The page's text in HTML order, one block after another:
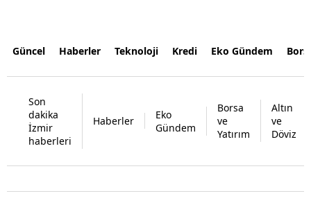
Güncel Haberler Teknoloji Kredi Eko Gündem
Son
dakika
İzmir
haberleri
Haberler
Eko
Gündem
Borsa
ve
Yatırım
Altın
ve
Döviz